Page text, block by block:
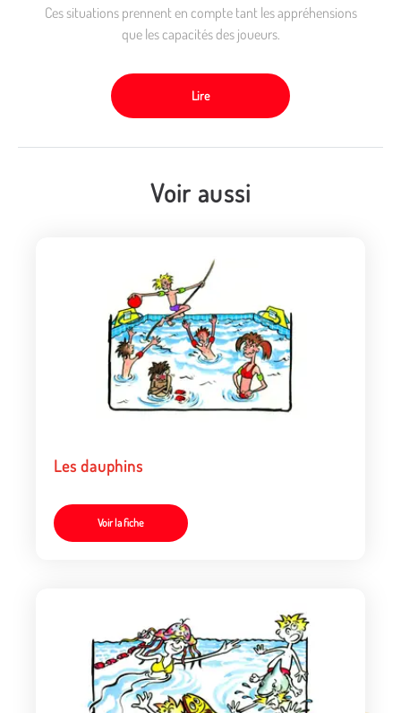
Ces situations prennent en compte tant les appréhensions
que les capacités des joueurs.
Lire
Voir aussi
Les dauphins
Voir la fiche